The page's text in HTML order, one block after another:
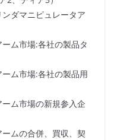
ダマニピュレータア
ム市場:各社の製品タ
ム市場:各社の製品用
ム市場の新規参入企
ムの合併、買収、契